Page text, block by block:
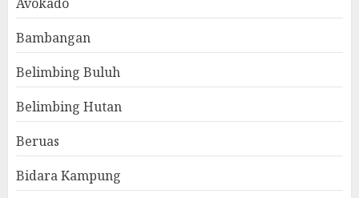
Bambangan
Belimbing Buluh
Belimbing Hutan
Beruas
Bidara Kampung